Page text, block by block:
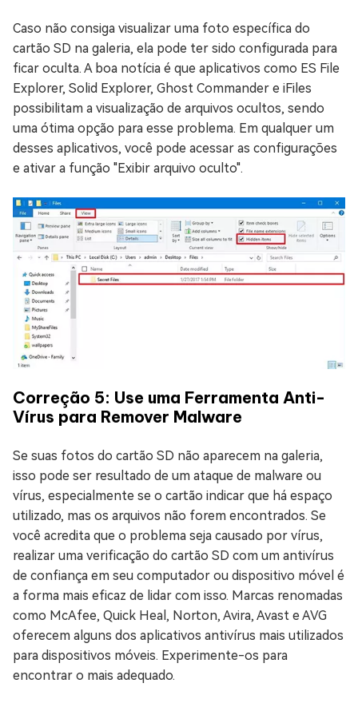
Caso não consiga visualizar uma foto específica do
cartão SD na galeria, ela pode ter sido configurada para
ficar oculta. A boa notícia é que aplicativos como ES File
Explorer, Solid Explorer, Ghost Commander e iFiles
possibilitam a visualização de arquivos ocultos, sendo
uma ótima opção para esse problema. Em qualquer um
desses aplicativos, você pode acessar as configurações
e ativar a função "Exibir arquivo oculto".
Correção 5: Use uma Ferramenta Anti-
Vírus para Remover Malware
Se suas fotos do cartão SD não aparecem na galeria,
isso pode ser resultado de um ataque de malware ou
vírus, especialmente se o cartão indicar que há espaço
utilizado, mas os arquivos não forem encontrados. Se
você acredita que o problema seja causado por vírus,
realizar uma verificação do cartão SD com um antivírus
de confiança em seu computador ou dispositivo móvel é
a forma mais eficaz de lidar com isso. Marcas renomadas
como McAfee, Quick Heal, Norton, Avira, Avast e AVG
oferecem alguns dos aplicativos antivírus mais utilizados
para dispositivos móveis. Experimente-os para
encontrar o mais adequado.